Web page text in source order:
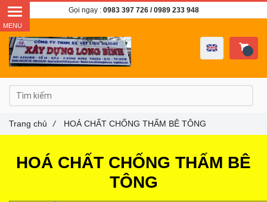
HOÁ CHẤT CHỐNG THẤM BÊ
TÔNG
Trang chủ / HOÁ CHẤT CHỐNG THẤM BÊ TÔNG
Gọi ngay : 0983 397 726 / 0989 233 948